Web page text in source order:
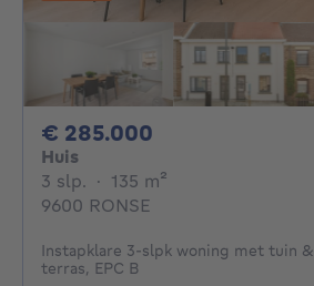
€ 285.000
Huis
3 slp. 3 slaapkamers
· 135 m²
9600 RONSE
Instapklare 3-slpk woning met tuin &
terras, EPC B